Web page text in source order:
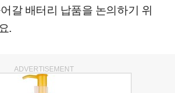
갈 배터리 납품을 논의하기 위
.
ADVERTISEMENT